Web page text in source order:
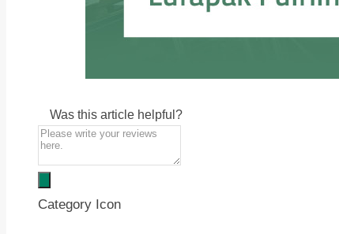
Was this article helpful?
Category Icon